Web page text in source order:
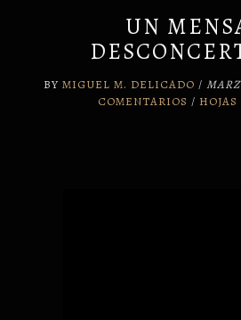
UN
BY MIGUEL M. DELICADO /
COMENTARIOS /